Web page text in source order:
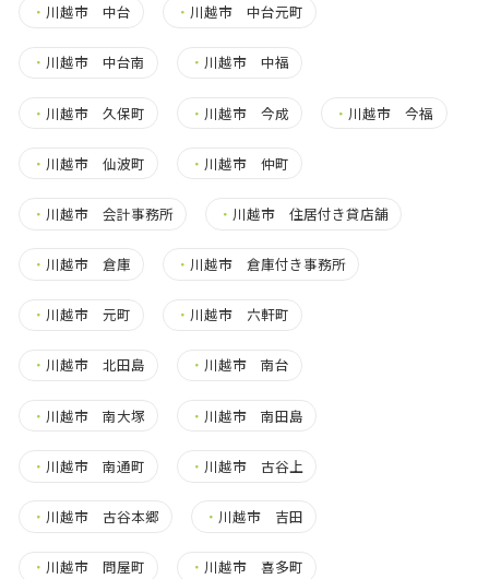
・ 川越市 中台 ・ 川越市 中台元町
・ 川越市 中台南 ・ 川越市 中福
・ 川越市 久保町 ・ 川越市 今成 ・ 川越市 今福
・ 川越市 仙波町 ・ 川越市 仲町
・ 川越市 会計事務所 ・ 川越市 住居付き貸店舗
・ 川越市 倉庫 ・ 川越市 倉庫付き事務所
・ 川越市 元町 ・ 川越市 六軒町
・ 川越市 北田島 ・ 川越市 南台
・ 川越市 南大塚 ・ 川越市 南田島
・ 川越市 南通町 ・ 川越市 古谷上
・ 川越市 古谷本郷 ・ 川越市 吉田
・ 川越市 問屋町 ・ 川越市 喜多町